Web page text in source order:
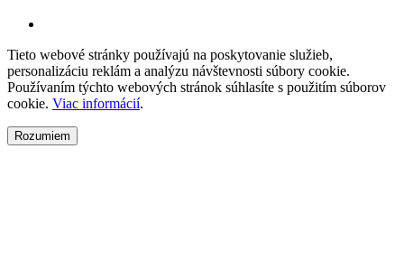
Tieto webové stránky používajú na poskytovanie služieb,
personalizáciu reklám a analýzu návštevnosti súbory cookie.
Používaním týchto webových stránok súhlasíte s použitím súborov
cookie. Viac informácií.
Rozumiem